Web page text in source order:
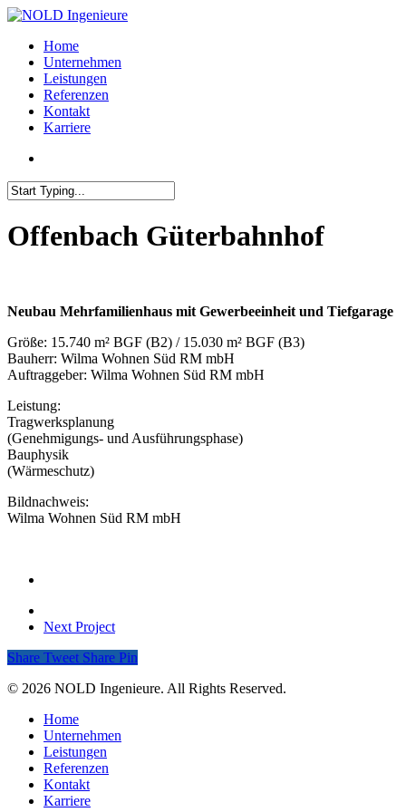
Home
Unternehmen
Leistungen
Referenzen
Kontakt
Karriere
Offenbach Güterbahnhof
Neubau Mehrfamilienhaus mit Gewerbeeinheit und Tiefgarage
Größe: 15.740 m² BGF (B2) / 15.030 m² BGF (B3)
Bauherr: Wilma Wohnen Süd RM mbH
Auftraggeber: Wilma Wohnen Süd RM mbH
Leistung:
Tragwerksplanung
(Genehmigungs- und Ausführungsphase)
Bauphysik
(Wärmeschutz)
Bildnachweis:
Wilma Wohnen Süd RM mbH
Next Project
Share Tweet Share Pin
© 2026 NOLD Ingenieure. All Rights Reserved.
Home
Unternehmen
Leistungen
Referenzen
Kontakt
Karriere